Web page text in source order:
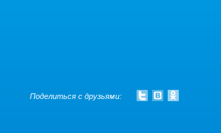
Поделиться с друзьями: